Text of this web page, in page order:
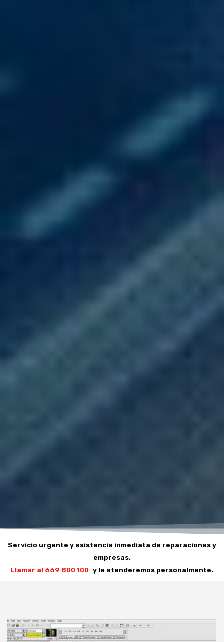
Servicio urgente y asistencia inmediata de reparaciones y
empresas.
Llamar| y le atenderemos personalmente.